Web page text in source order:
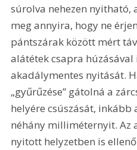
súrolva nehezen
meg annyira, hogy ne
pántszárak között mért
alátétek csapra
akadálymentes nyitását.
„gyűrűzése” gátolná a
helyére csúszását,
néhány milliméternyit. Az
nyitott helyzetben is